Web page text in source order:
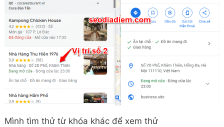
Mình tìm thử từ khóa khác để xem thử